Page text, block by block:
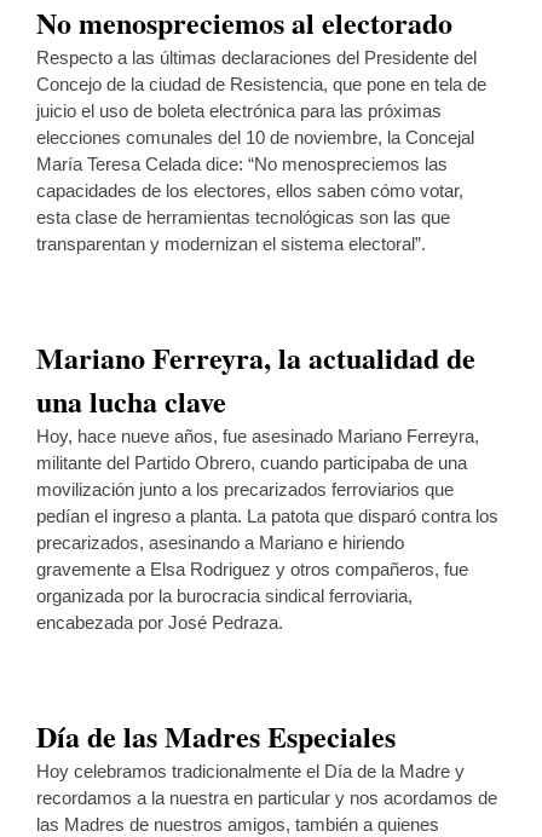
No menospreciemos al electorado
Respecto a las últimas declaraciones del Presidente del
Concejo de la ciudad de Resistencia, que pone en tela de
juicio el uso de boleta electrónica para las próximas
elecciones comunales del 10 de noviembre, la Concejal
María Teresa Celada dice: “No menospreciemos las
capacidades de los electores, ellos saben cómo votar,
esta clase de herramientas tecnológicas son las que
transparentan y modernizan el sistema electoral”.
Mariano Ferreyra, la actualidad de
una lucha clave
Hoy, hace nueve años, fue asesinado Mariano Ferreyra,
militante del Partido Obrero, cuando participaba de una
movilización junto a los precarizados ferroviarios que
pedían el ingreso a planta. La patota que disparó contra los
precarizados, asesinando a Mariano e hiriendo
gravemente a Elsa Rodriguez y otros compañeros, fue
organizada por la burocracia sindical ferroviaria,
encabezada por José Pedraza.
Día de las Madres Especiales
Hoy celebramos tradicionalmente el Día de la Madre y
recordamos a la nuestra en particular y nos acordamos de
las Madres de nuestros amigos, también a quienes